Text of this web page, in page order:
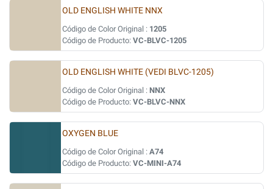
OLD ENGLISH WHITE NNX
Código de Color Original : 1205
Código de Producto: VC-BLVC-1205
OLD ENGLISH WHITE (VEDI BLVC-1205)
Código de Color Original : NNX
Código de Producto: VC-BLVC-NNX
OXYGEN BLUE
Código de Color Original : A74
Código de Producto: VC-MINI-A74